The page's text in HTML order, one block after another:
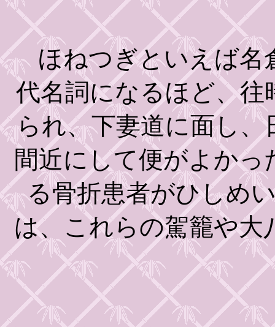
ほねつぎといえば名
代名詞になるほど、往
られ、下妻道に面し、
間近にして便がよか
る骨折患者がひしめ
は、これらの駕籠や